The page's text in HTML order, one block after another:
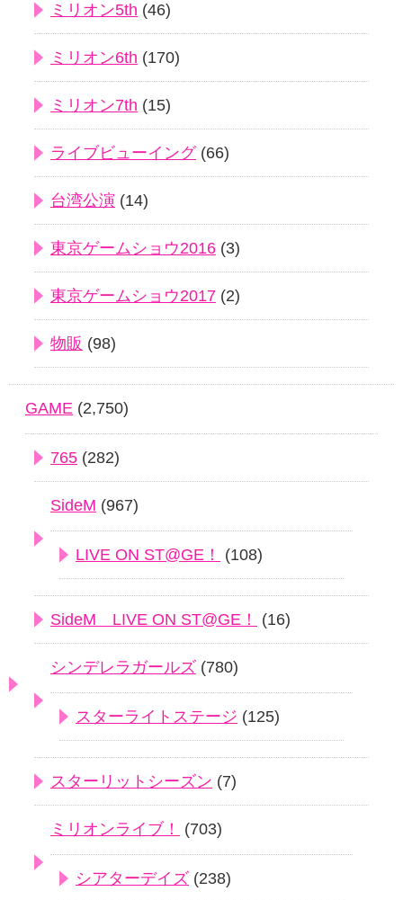
ミリオン5th (46)
ミリオン6th (170)
ミリオン7th (15)
ライブビューイング(66)
台湾公演 (14)
東京ゲームショウ2016 (3)
東京ゲームショウ2017 (2)
物販 (98)
GAME (2,750)
765 (282)
SideM (967)
LIVE ON ST@GE！ (108)
SideM LIVE ON ST@GE！ (16)
シンデレラガールズ (780)
スターライトステージ (125)
スターリットシーズン (7)
ミリオンライブ！ (703)
シアターデイズ (238)